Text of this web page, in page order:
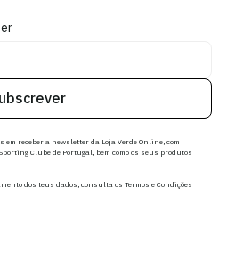
receber a newsletter da Loja Verde Online, com
Clube de Portugal, bem como os seus produtos
dos teus dados, consulta os Termos e Condições